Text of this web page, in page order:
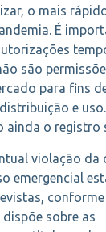
o mais
É
são
para fins
e
ainda o registro
violação da
emergencial
dispõe sobre as